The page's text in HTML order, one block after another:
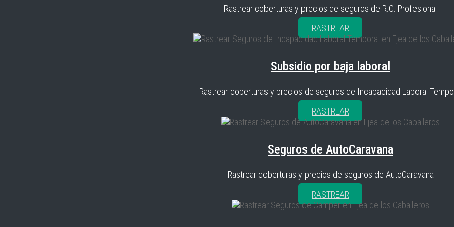
Rastrear coberturas y precios de seguros de R.C. Profesional
RASTREAR
Subsidio por baja laboral
Rastrear coberturas y precios de seguros de Incapacidad Laboral
RASTREAR
Seguros de AutoCaravana
Rastrear coberturas y precios de seguros de AutoCaravana
RASTREAR